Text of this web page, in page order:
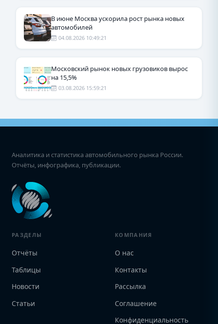
В июне Москва ускорила рост рынка новых
автомобилей
04.08.2026 10:49:21
Московский рынок новых грузовиков вырос
на 15,5%
03.08.2026 15:59:21
Аналитика и статистика автомобильного рынка России.
Отчёты, инфографика, публикации.
РАЗДЕЛЫ
Отчёты
Таблицы
Новости
Статьи
КОМПАНИЯ
О нас
Контакты
Рассылка
Соглашение
Конфиденциальность